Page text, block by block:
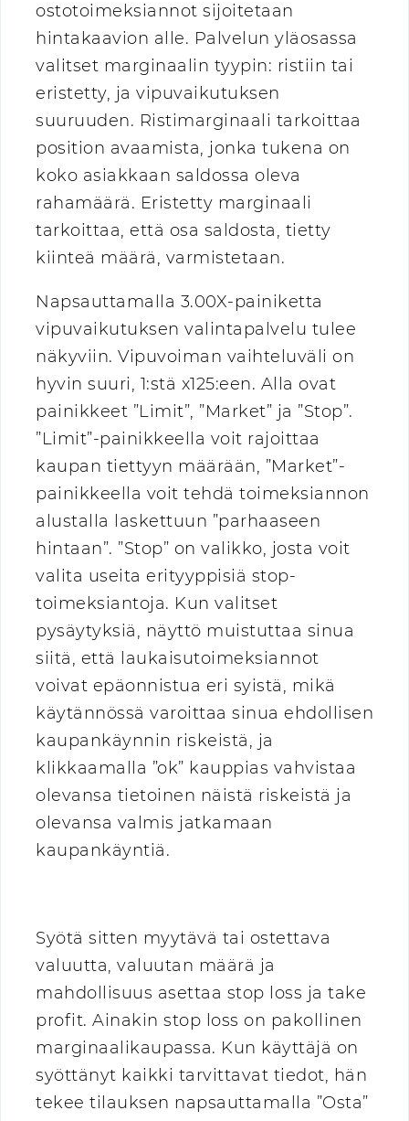
ostotoimeksiannot sijoitetaan
hintakaavion alle. Palvelun yläosassa
valitset marginaalin tyypin: ristiin tai
eristetty, ja vipuvaikutuksen
suuruuden. Ristimarginaali tarkoittaa
position avaamista, jonka tukena on
koko asiakkaan saldossa oleva
rahamäärä. Eristetty marginaali
tarkoittaa, että osa saldosta, tietty
kiinteä määrä, varmistetaan.
Napsauttamalla 3.00X-painiketta
vipuvaikutuksen valintapalvelu tulee
näkyviin. Vipuvoiman vaihteluväli on
hyvin suuri, 1:stä x125:een. Alla ovat
painikkeet ”Limit”, ”Market” ja ”Stop”.
”Limit”-painikkeella voit rajoittaa
kaupan tiettyyn määrään, ”Market”-
painikkeella voit tehdä toimeksiannon
alustalla laskettuun ”parhaaseen
hintaan”. ”Stop” on valikko, josta voit
valita useita erityyppisiä stop-
toimeksiantoja. Kun valitset
pysäytyksiä, näyttö muistuttaa sinua
siitä, että laukaisutoimeksiannot
voivat epäonnistua eri syistä, mikä
käytännössä varoittaa sinua ehdollisen
kaupankäynnin riskeistä, ja
klikkaamalla ”ok” kauppias vahvistaa
olevansa tietoinen näistä riskeistä ja
olevansa valmis jatkamaan
kaupankäyntiä.
Syötä sitten myytävä tai ostettava
valuutta, valuutan määrä ja
mahdollisuus asettaa stop loss ja take
profit. Ainakin stop loss on pakollinen
marginaalikaupassa. Kun käyttäjä on
syöttänyt kaikki tarvittavat tiedot, hän
tekee tilauksen napsauttamalla ”Osta”